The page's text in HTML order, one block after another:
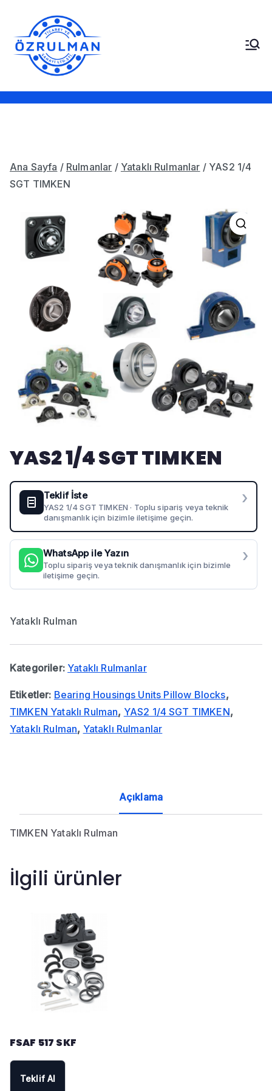
Ana Sayfa / Rulmanlar / Yataklı Rulmanlar / YAS2 1/4
SGT TIMKEN
🔍
YAS2 1/4 SGT TIMKEN
Yataklı Rulman
Teklif İste
YAS2 1/4 SGT TIMKEN · Toplu sipariş veya teknik
danışmanlık için bizimle iletişime geçin.
›
WhatsApp ile Yazın
Toplu sipariş veya teknik danışmanlık için bizimle
iletişime geçin.
›
Kategoriler: Yataklı Rulmanlar
Etiketler: Bearing Housings Units Pillow Blocks,
TIMKEN Yataklı Rulman, YAS2 1/4 SGT TIMKEN,
Yataklı Rulman, Yataklı Rulmanlar
Açıklama
TIMKEN Yataklı Rulman
İlgili ürünler
FSAF 517 SKF
Teklif Al